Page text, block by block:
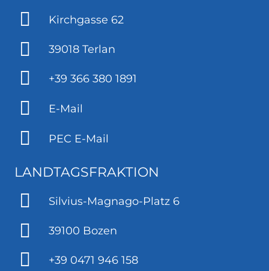
Kirchgasse 62
39018 Terlan
+39 366 380 1891
E-Mail
PEC E-Mail
LANDTAGSFRAKTION
Silvius-Magnago-Platz 6
39100 Bozen
+39 0471 946 158